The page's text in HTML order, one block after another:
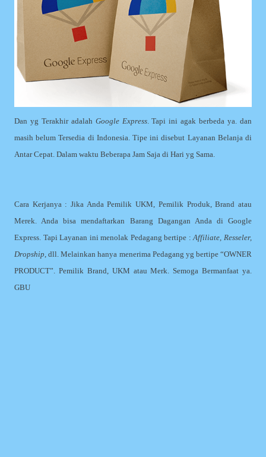
Dan yg Terakhir adalah Google Express. Tapi ini agak berbeda ya. dan
masih belum Tersedia di Indonesia. Tipe ini disebut Layanan Belanja di
Antar Cepat. Dalam waktu Beberapa Jam Saja di Hari yg Sama.
Cara Kerjanya : Jika Anda Pemilik UKM, Pemilik Produk, Brand atau
Merek. Anda bisa mendaftarkan Barang Dagangan Anda di Google
Express. Tapi Layanan ini menolak Pedagang bertipe :Affiliate, Resseler,
Dropship , dll. Melainkan hanya menerima Pedagang yg bertipe “OWNER
PRODUCT”. Pemilik Brand, UKM atau Merk. Semoga Bermanfaat ya.
GBU